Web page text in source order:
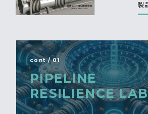
製
cont / 01
PIPELINE
RESILIENCE